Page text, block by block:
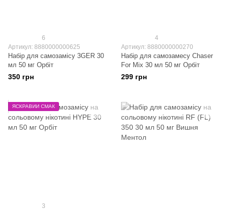
6
Артикул: 8880000000625
Набір для самозамісу 3GER 30
мл 50 мг Орбіт
350 грн
4
Артикул: 8880000000270
Набір для самозамесу Chaser
For Mix 30 мл 50 мг Орбіт
299 грн
ЯСКРАВИЙ СМАК
3